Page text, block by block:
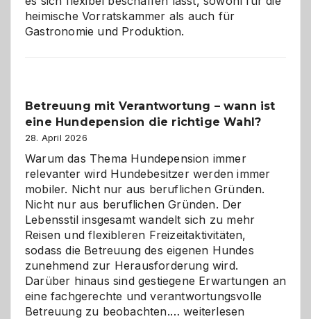
heimische Vorratskammer als auch für
Gastronomie und Produktion.
Betreuung mit Verantwortung – wann ist
eine Hundepension die richtige Wahl?
28. April 2026
Warum das Thema Hundepension immer
relevanter wird Hundebesitzer werden immer
mobiler. Nicht nur aus beruflichen Gründen.
Nicht nur aus beruflichen Gründen. Der
Lebensstil insgesamt wandelt sich zu mehr
Reisen und flexibleren Freizeitaktivitäten,
sodass die Betreuung des eigenen Hundes
zunehmend zur Herausforderung wird.
Darüber hinaus sind gestiegene Erwartungen an
eine fachgerechte und verantwortungsvolle
Betreuung zu beobachten.…Betreuung
weiterlesen